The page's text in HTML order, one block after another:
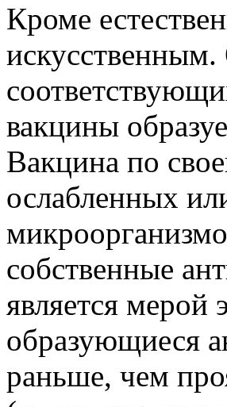
Кроме
искусственным.
вакцины
Вакцина по
ослабленных
собственные
является мерой
образующиеся
раньше, чем